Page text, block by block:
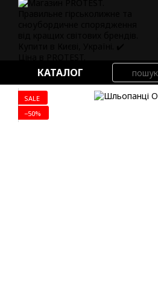
Перейти до основного контенту
КАТАЛОГ
SALE
−50%